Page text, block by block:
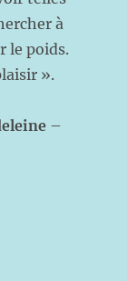
à
le poids.
».
–